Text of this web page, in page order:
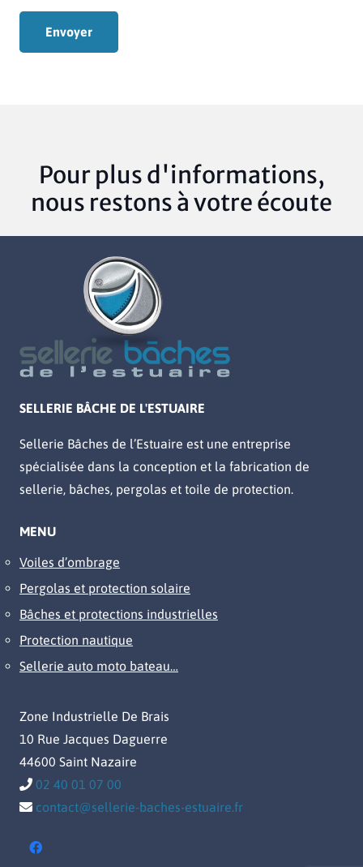
Pour plus d'informations,
nous restons à votre écoute
SELLERIE BÂCHE DE L'ESTUAIRE
Sellerie Bâches de l’Estuaire est une entreprise
spécialisée dans la conception et la fabrication de
sellerie, bâches, pergolas et toile de protection.
MENU
Voiles d’ombrage
Pergolas et protection solaire
Bâches et protections industrielles
Protection nautique
Sellerie auto moto bateau…
Zone Industrielle De Brais
10 Rue Jacques Daguerre
44600 Saint Nazaire
02 40 01 07 00
contact@sellerie-baches-estuaire.fr